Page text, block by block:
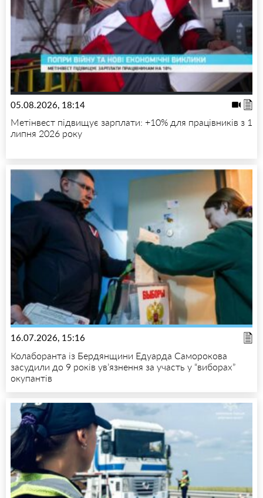
05.08.2026, 18:14
Метінвест підвищує зарплати: +10% для працівників з 1
липня 2026 року
16.07.2026, 15:16
Колаборанта із Бердянщини Едуарда Саморокова
засудили до 9 років ув’язнення за участь у “виборах”
окупантів